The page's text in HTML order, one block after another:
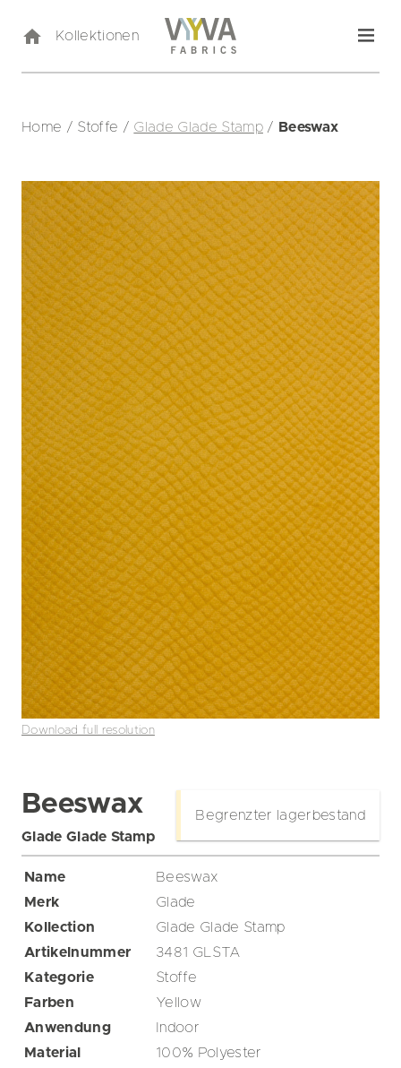
Kollektionen
Home / Stoffe / Glade Glade Stamp / Beeswax
Download full resolution
Beeswax
Glade Glade Stamp
Begrenzter lagerbestand
Name
Beeswax
Merk
Glade
Kollection
Glade Glade Stamp
Artikelnummer
3481 GLSTA
Kategorie
Stoffe
Farben
Yellow
Anwendung
Indoor
Material
100% Polyester